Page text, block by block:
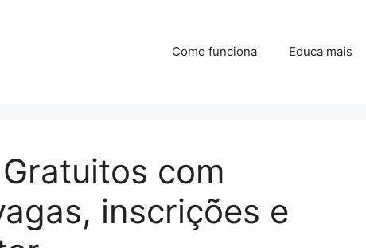
Como funciona Educa mais
com
inscrições e